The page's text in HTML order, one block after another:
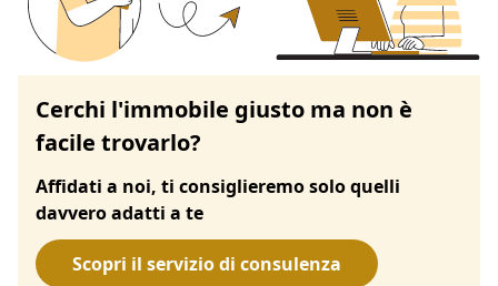
Cerchi l'immobile giusto ma non è
facile trovarlo?
Affidati a noi, ti consiglieremo solo quelli
davvero adatti a te
Scopri il servizio di consulenza